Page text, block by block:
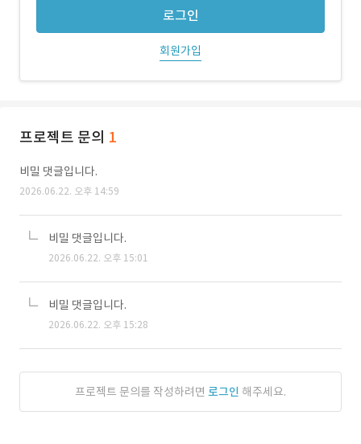
로그인
회원가입
프로젝트 문의 1
비밀 댓글입니다.
2026.06.22. 오후 14:59
비밀 댓글입니다.
2026.06.22. 오후 15:01
비밀 댓글입니다.
2026.06.22. 오후 15:28
프로젝트 문의를 작성하려면 로그인 해주세요.